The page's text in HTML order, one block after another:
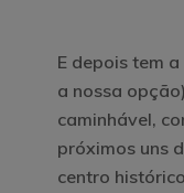
E depois tem
a nossa
caminhável,
próximos uns
centro